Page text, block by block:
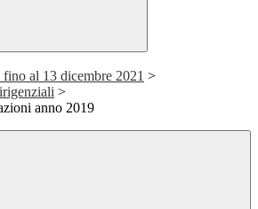
al 13 dicembre 2021 >
>
anno 2019